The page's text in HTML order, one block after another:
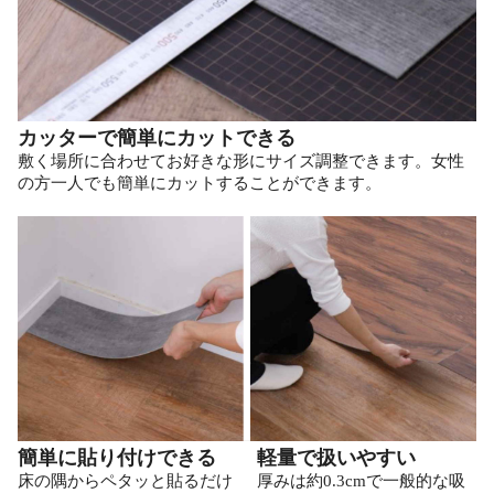
カッターで簡単にカットできる
敷く場所に合わせてお好きな形にサイズ調整できます。女性
の方一人でも簡単にカットすることができます。
簡単に貼り付けできる
床の隅からペタッと貼るだけ
軽量で扱いやすい
厚みは約0.3cmで一般的な吸